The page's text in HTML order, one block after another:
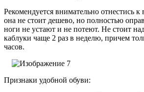
Рекомендуется внимательно отнестись
она не стоит дешево, но полностью
ноги не устают и не потеют. Не стоит
каблуки чаще 2 раз в неделю, причем
часов.
Признаки удобной обуви: